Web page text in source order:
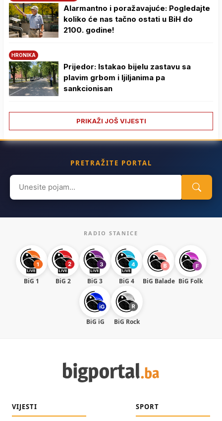
Alarmantno i poražavajuće: Pogledajte
koliko će nas tačno ostati u BiH do
2100. godine!
HRONIKA
Prijedor: Istakao bijelu zastavu sa
plavim grbom i ljiljanima pa
sankcionisan
PRIKAŽI JOŠ VIJESTI
PRETRAŽITE PORTAL
Search
for:
RADIO STANICE
BiG 1 BiG 2 BiG 3 BiG 4 BiG Balade BiG Folk
BiG iG BiG Rock
VIJESTI SPORT